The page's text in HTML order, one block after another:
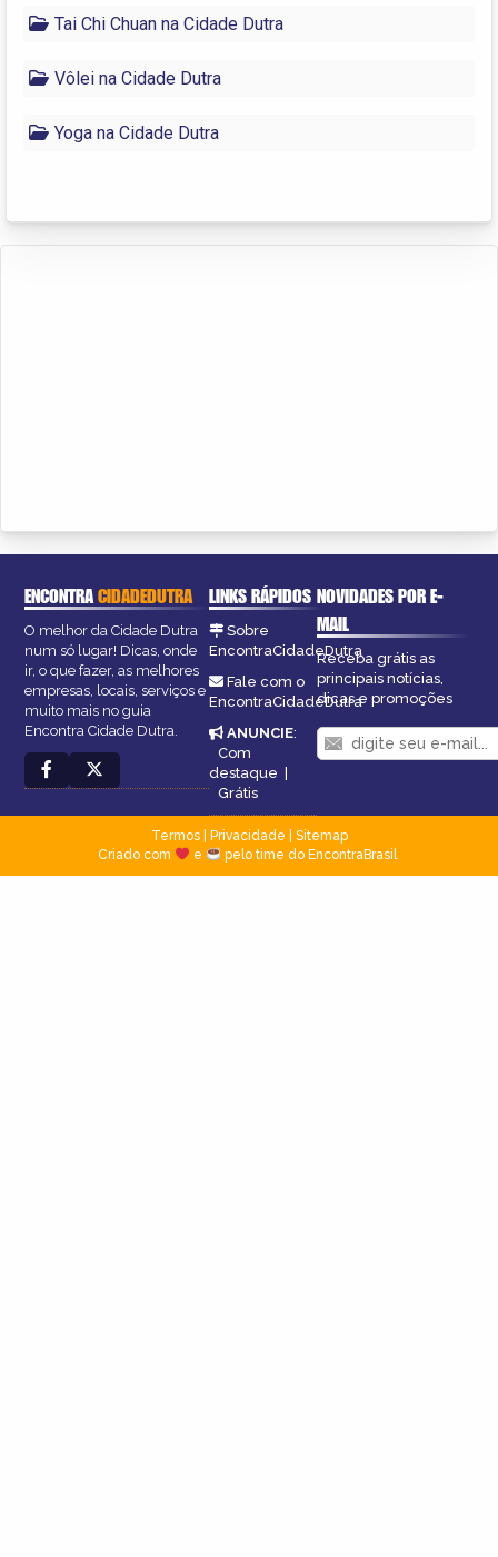
Tai Chi Chuan na Cidade Dutra
Vôlei na Cidade Dutra
Yoga na Cidade Dutra
ENCONTRACIDADEDUTRA
O melhor da Cidade Dutra
num só lugar! Dicas, onde
ir, o que fazer, as melhores
empresas, locais, serviços e
muito mais no guia
Encontra Cidade Dutra.
LINKS RÁPIDOS
Sobre
EncontraCidadeDutra
Fale com o
EncontraCidadeDutra
ANUNCIE:
Com
destaque |
Grátis
NOVIDADES POR E-
MAIL
Receba grátis as
principais notícias,
dicas e promoções
Termos| Privacidade
Sitemap
Criado com
e pelo time do EncontraBrasil